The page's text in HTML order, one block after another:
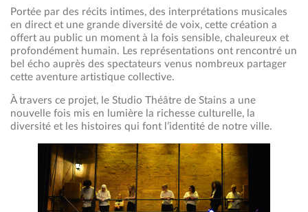
Portée par des récits intimes, des interprétations musicales
en direct et une grande diversité de voix, cette création a
offert au public un moment à la fois sensible, chaleureux et
profondément humain. Les représentations ont rencontré un
bel écho auprès des spectateurs venus nombreux partager
cette aventure artistique collective.
À travers ce projet, le Studio Théâtre de Stains a une
nouvelle fois mis en lumière la richesse culturelle, la
diversité et les histoires qui font l’identité de notre ville.